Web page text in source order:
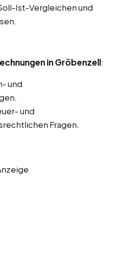
Ist-Vergleichen und
in Gröbenzell:
und
und
Fragen.